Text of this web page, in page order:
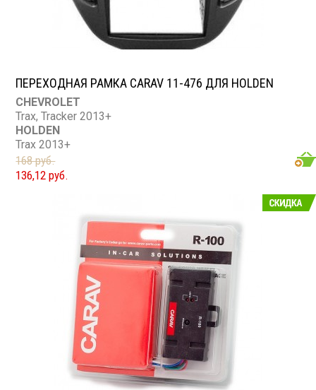
ПЕРЕХОДНАЯ РАМКА CARAV 11-476 ДЛЯ HOLDEN
CHEVROLET
Trax, Tracker 2013+
HOLDEN
Trax 2013+
168 руб.
136,12 руб.